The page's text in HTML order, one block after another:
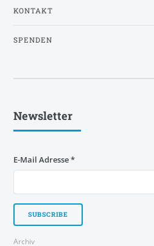
KONTAKT
SPENDEN
Newsletter
E-Mail Adresse*
Archiv